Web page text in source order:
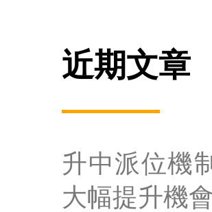
近期文章
升中派位機
大幅提升機